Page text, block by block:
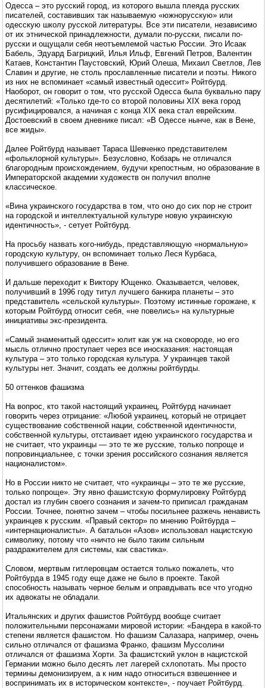
Одесса – это русский город, из которого вышла плеяда русских
писателей, составивших так называемую «южнорусскую» или
одесскую школу русской литературы. Все эти писатели, независимо
от их этнической принадлежности, думали по-русски, писали по-
русски и ощущали себя неотъемлемой частью России. Это Исаак
Бабель, Эдуард Багрицкий, Илья Ильф, Евгений Петров, Валентин
Катаев, Константин Паустовский, Юрий Олеша, Михаил Светлов, Лев
Славин и другие, не столь прославленные писатели и поэты. Никого
из них не вспоминает «самый известный одессит» Ройтбурд.
Наоборот, он говорит о том, что русской Одесса была буквально пару
десятилетий: «Только где-то со второй половины XIX века город
русифицировался, а начиная с конца XIX века стал еврейским.
Достоевский в своем дневнике писал: «В Одессе нынче, как в Вене,
все жиды».
Далее Ройтбурд называет Тараса Шевченко представителем
«фольклорной культуры». Безусловно, Кобзарь не отличался
благородным происхождением, будучи крепостным, но образование в
Императорской академии художеств он получил вполне
классическое.
«Вина украинского государства в том, что оно до сих пор не строит
на городской и интеллектуальной культуре новую украинскую
идентичность», - сетует Ройтбурд.
На просьбу назвать кого-нибудь, представляющую «нормальную»
городскую культуру, он вспоминает только Леся Курбаса,
получившего образование в Вене.
И дальше переходит к Виктору Ющенко. Оказывается, человек,
получивший в 1996 году титул лучшего банкира планеты – это
представитель «сельской культуры». Поэтому истинные горожане, к
которым Ройтбурд относит себя, «не повелись» на культурные
инициативы экс-президента.
«Самый знаменитый одессит» юлит как уж на сковороде, но его
мысль отлично проступает через все иносказания: настоящая
культура – это только городская культура. У украинцев такой
культуры нет. Значит, создать ее должны ройтбурды.
50 оттенков фашизма
На вопрос, кто такой настоящий украинец, Ройтбурд начинает
говорить через отрицание: «Любой украинец, который не отрицает
существование собственной нации, собственной идентичности,
собственной культуры, отстаивает идею украинского государства и
не считает, что украинцы — это те же русские, только попроще и
попровинциальнее, с точки зрения российского сознания является
националистом».
Но в России никто не считает, что «украинцы – это те же русские,
только попроще». Эту явно фашистскую формулировку Ройтбурд
достал из глубин своего сознания и зачем-то приписал гражданам
России. Точнее, понятно зачем – чтобы посильнее разжечь ненависть
украинцев к русским. «Правый сектор» по мнению Ройтбурда –
«интернационалисты». А батальон «Азов» использовал нацистскую
символику, потому что «ничто не было таким сильным
раздражителем для системы, как свастика».
Словом, мертвым гитлеровцам остается только пожалеть, что
Ройтбурда в 1945 году еще даже не было в проекте. Такой
способность называть черное белым и оправдывать все что угодно
их адвокаты не обладали.
Итальянских и других фашистов Ройтбурд вообще считает
положительными персонажами мировой истории: «Бандера в какой-то
степени является фашистом. Но фашизм Салазара, например, очень
сильно отличался от фашизма Франко, фашизм Муссолини
отличался от фашизма Хорти. За фашистский уклон в нацистской
Германии можно было десять лет лагерей схлопотать. Мы просто
термины демонизируем, а к ним надо относиться взвешеннее и
воспринимать их в историческом контексте», - поучает Ройтбурд.